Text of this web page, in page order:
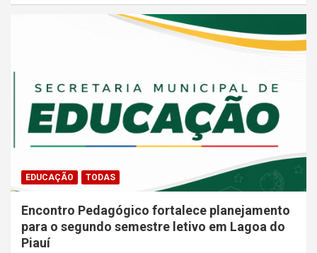
EDUCAÇÃO TODAS
Encontro Pedagógico fortalece planejamento
para o segundo semestre letivo em Lagoa do
Piauí